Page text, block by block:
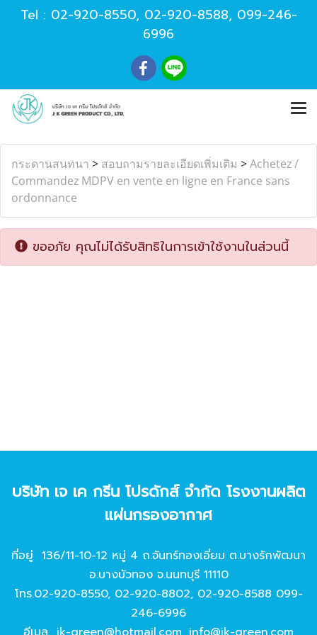
Tel : 02-920-8550, 02-920-8588, 099-246-
6996
กระดานสนทนา > สอบถามรายละเอียดเพิ่มเติม >Achetez /
Commandez MDPV en vente en ligne en France sans
ordonnance
ขออภัย คุณไม่ได้รับสิทธิในการเข้าใช้งานในส่วนนี้
บริษัท เจ เค กรีน โปรดักส์ จํากัด โรงงานผลิต
แผ่นกรองอากาศ
ที่อยู่ 136/11-10-12 หมู่ 4 ถ.จันทร์ทองเอี่ยม ต.บางรักพัฒนา
อ.บางบัวทอง จ.นนทบุรี 11110
โทร.02-920-8550, 02-920-8802, 02-920-8588 099-
246-6996